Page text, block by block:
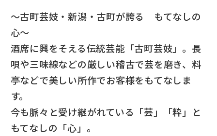
～古町芸妓・新潟・古町が誇る もてなしの
心～
酒席に興をそえる伝統芸能「古町芸妓」。長
唄や三味線などの厳しい稽古で芸を磨き、料
亭などで美しい所作でお客様をもてなしま
す。
今も脈々と受け継がれている「芸」「粋」と
もてなしの「心」。